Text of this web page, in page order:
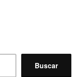
Buscar